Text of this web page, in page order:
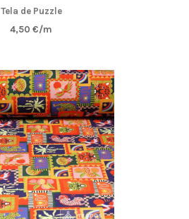
Tela de Puzzle
4,50 €/m